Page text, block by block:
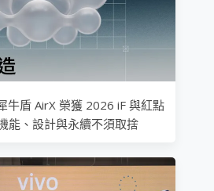
牛盾 AirX 榮獲 2026 iF 與紅點
能、設計與永續不須取捨